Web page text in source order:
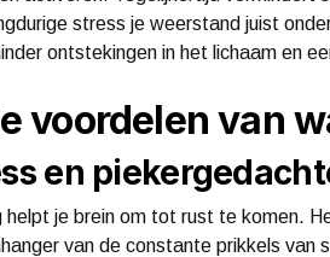
stress je weerstand juist
ontstekingen in het lichaam en
voordelen van
en
helpt je brein om tot rust te komen.
van de constante prikkels van